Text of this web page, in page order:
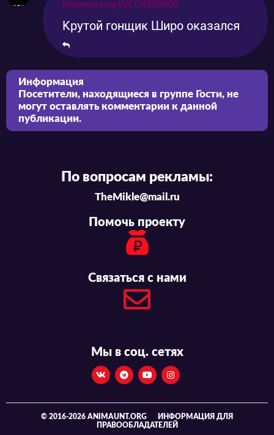
Комментатор LVL OVER9000
Крутой гонщик Широ оказался
Информация
Посетители, находящиеся в группе Гости, не
могут оставлять комментарии к данной
публикации.
По вопросам рекламы:
TheMikle@mail.ru
Помочь проекту
Связаться с нами
Мы в соц. сетях
© 2016-2026 ANIMAUNT.ORG
ИНФОРМАЦИЯ ДЛЯ
ПРАВООБЛАДАТЕЛЕЙ